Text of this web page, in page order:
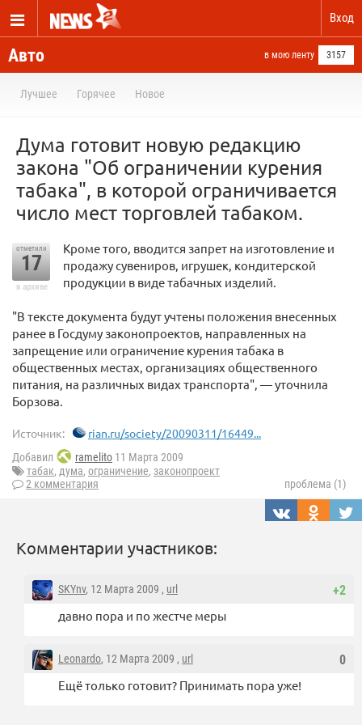
Вход
Авто в мою ленту 3157
Лучшее Горячее Новое
Дума готовит новую редакцию
закона "Об ограничении курения
табака", в которой ограничивается
число мест торговлей табаком.
отметили
17
в архиве
Кроме того, вводится запрет на изготовление и
продажу сувениров, игрушек, кондитерской
продукции в виде табачных изделий.
"В тексте документа будут учтены положения внесенных
ранее в Госдуму законопроектов, направленных на
запрещение или ограничение курения табака в
общественных местах, организациях общественного
питания, на различных видах транспорта", — уточнила
Борзова.
Источник: rian.ru/society/20090311/16449...
Добавил ramelito 11 Марта 2009
табак, дума, ограничение, законопроект
2 комментария
проблема (1)
Комментарии участников:
+2
SKYnv, 12 Марта 2009 , url
давно пора и по жестче меры
0
Leonardo, 12 Марта 2009 , url
Ещё только готовит? Принимать пора уже!